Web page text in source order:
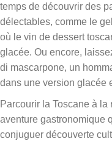
temps de découvrir des
délectables, comme le
où le vin de dessert
glacée. Ou encore,
di mascarpone, un
dans une version glacée
Parcourir la Toscane à
aventure gastronomique
conjuguer découverte